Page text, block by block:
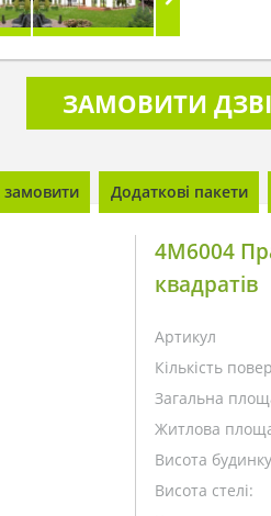
ЗАМОВИТИ
замовити Додаткові пакети
4M6004
квадратів
Артикул
Кількість
Загальна
Житлова
Висота
Висота стелі: